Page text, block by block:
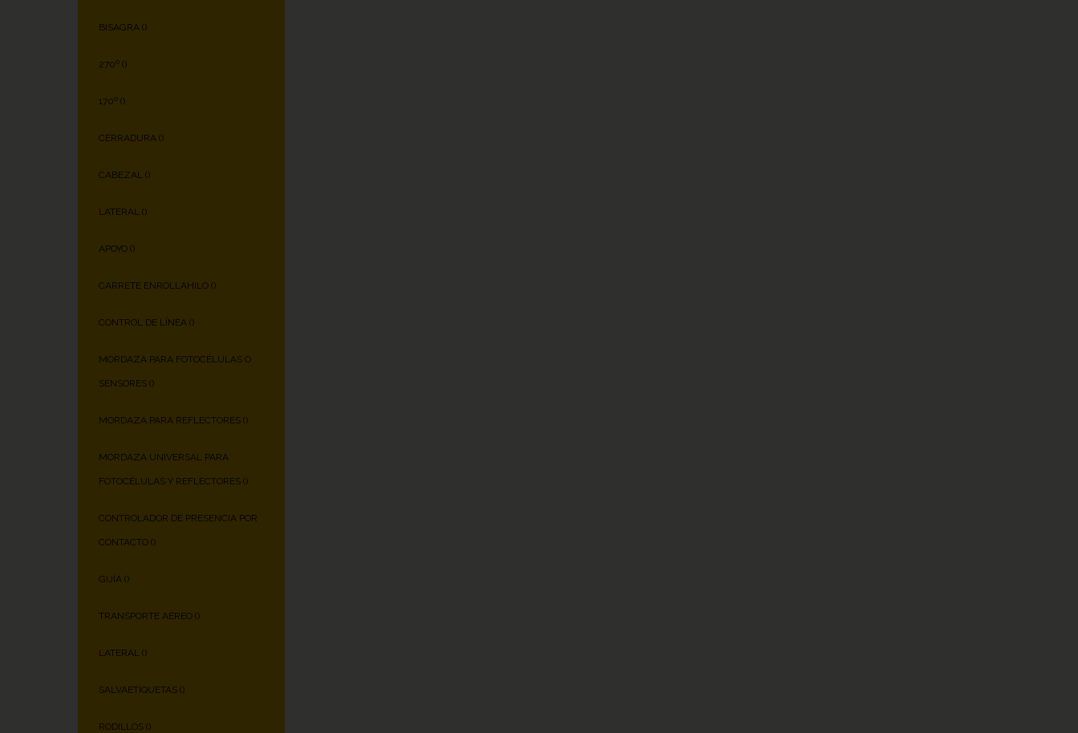
BISAGRA ()
270º ()
170º ()
CERRADURA ()
CABEZAL ()
LATERAL ()
APOYO ()
CARRETE ENROLLAHILO ()
CONTROL DE LÍNEA ()
MORDAZA PARA FOTOCÉLULAS O
SENSORES ()
MORDAZA PARA REFLECTORES ()
MORDAZA UNIVERSAL PARA
FOTOCÉLULAS Y REFLECTORES ()
CONTROLADOR DE PRESENCIA POR
CONTACTO ()
GUÍA ()
TRANSPORTE AÉREO ()
LATERAL ()
SALVAETIQUETAS ()
RODILLOS ()